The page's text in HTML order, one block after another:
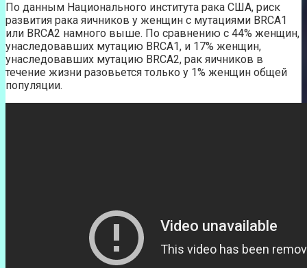
По данным Национального института рака США, риск
развития рака яичников у женщин с мутациями BRCA1
или BRCA2 намного выше. По сравнению с 44% женщин,
унаследовавших мутацию BRCA1, и 17% женщин,
унаследовавших мутацию BRCA2, рак яичников в
течение жизни разовьется только у 1% женщин общей
популяции.